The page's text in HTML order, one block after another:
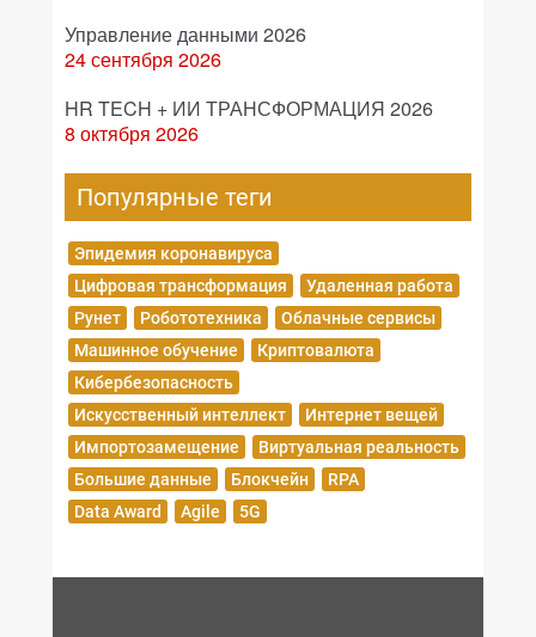
Управление данными 2026
24 сентября 2026
HR TECH + ИИ ТРАНСФОРМАЦИЯ 2026
8 октября 2026
Популярные теги
Эпидемия коронавируса
Цифровая трансформация
Удаленная работа
Рунет
Робототехника
Облачные сервисы
Машинное обучение
Криптовалюта
Кибербезопасность
Искусственный интеллект
Интернет вещей
Импортозамещение
Виртуальная реальность
Большие данные
Блокчейн
RPA
Data Award
Agile 5G